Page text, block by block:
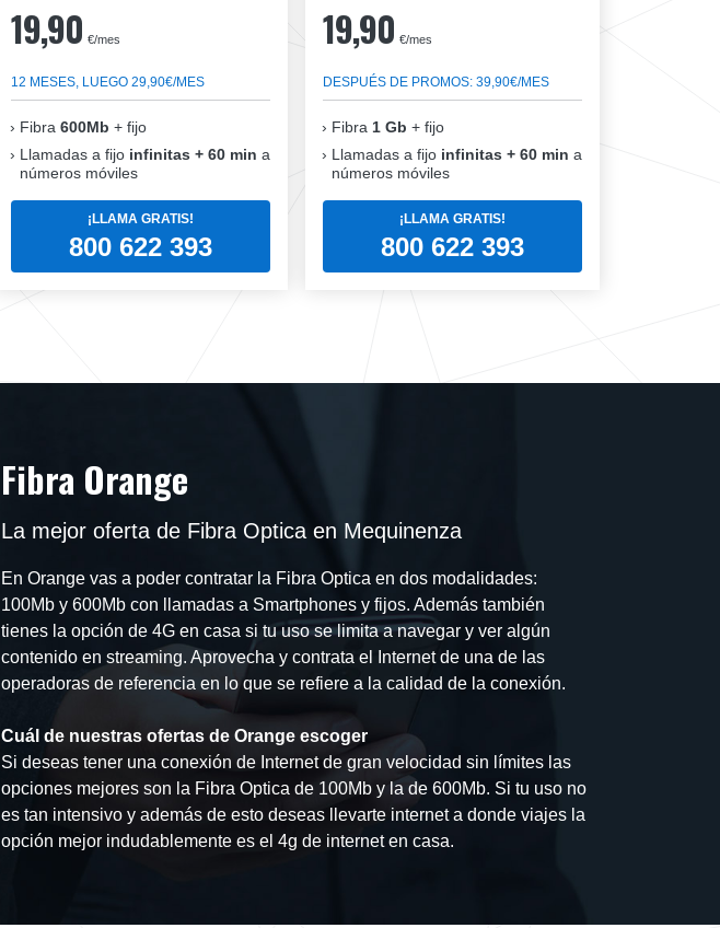
19,90 €/mes
12 MESES, LUEGO 29,90€/MES
Fibra 600Mb + fijo
Llamadas a fijo infinitas + 60 min a
números móviles
¡LLAMA GRATIS!
800 622 393
19,90 €/mes
DESPUÉS DE PROMOS: 39,90€/MES
Fibra 1 Gb + fijo
Llamadas a fijo infinitas + 60 min a
números móviles
¡LLAMA GRATIS!
800 622 393
Fibra Orange
La mejor oferta de Fibra Optica en Mequinenza
En Orange vas a poder contratar la Fibra Optica en dos modalidades:
100Mb y 600Mb con llamadas a Smartphones y fijos. Además también
tienes la opción de 4G en casa si tu uso se limita a navegar y ver algún
contenido en streaming. Aprovecha y contrata el Internet de una de las
operadoras de referencia en lo que se refiere a la calidad de la conexión.
Cuál de nuestras ofertas de Orange escoger
Si deseas tener una conexión de Internet de gran velocidad sin límites las
opciones mejores son la Fibra Optica de 100Mb y la de 600Mb. Si tu uso no
es tan intensivo y además de esto deseas llevarte internet a donde viajes la
opción mejor indudablemente es el 4g de internet en casa.